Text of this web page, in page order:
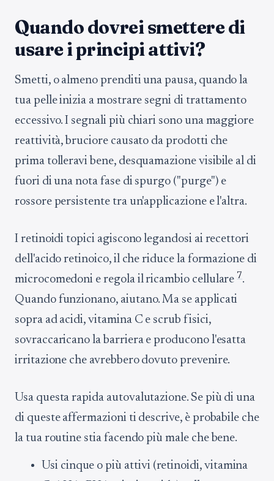
Quando dovrei smettere di
usare i principi attivi?
Smetti, o almeno prenditi una pausa, quando la
tua pelle inizia a mostrare segni di trattamento
eccessivo. I segnali più chiari sono una maggiore
reattività, bruciore causato da prodotti che
prima tolleravi bene, desquamazione visibile al di
fuori di una nota fase di spurgo ("purge") e
rossore persistente tra un'applicazione e l'altra.
I retinoidi topici agiscono legandosi ai recettori
dell'acido retinoico, il che riduce la formazione di
microcomedoni e regola il ricambio cellulare7.
Quando funzionano, aiutano. Ma se applicati
sopra ad acidi, vitamina C e scrub fisici,
sovraccaricano la barriera e producono l'esatta
irritazione che avrebbero dovuto prevenire.
Usa questa rapida autovalutazione. Se più di una
di queste affermazioni ti descrive, è probabile che
la tua routine stia facendo più male che bene.
Usi cinque o più attivi (retinoidi, vitamina